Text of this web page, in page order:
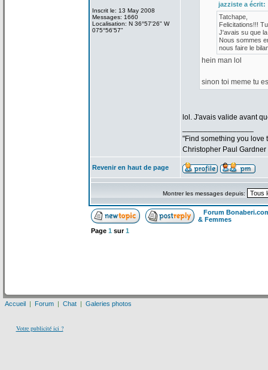
Inscrit le: 13 May 2008
Messages: 1660
Localisation: N 36°57'26" W
075°56'57"
jazziste aécrit:
Tatchape,
Felicitations!!!
J'avais su que la
Nous sommes
nous faire le
hein man lol
sinon toi meme tu
lol. J'avais valide avant
"Find something you love
Christopher Paul Gardner
Revenir en haut de page
Montrer les messages depuis:
Forum
& Femmes
Page 1 sur1
Accueil | Forum | Chat | Galeries photos
Votre publicité ici ?